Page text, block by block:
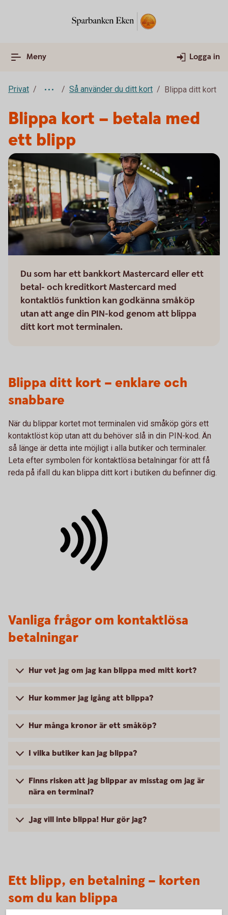
Meny Logga in
Privat Så använder du ditt kort Blippa ditt kort
Blippa kort – betala med
ett blipp
Du som har ett bankkort Mastercard eller ett
betal- och kreditkort Mastercard med
kontaktlös funktion kan godkänna småköp
utan att ange din PIN-kod genom att blippa
ditt kort mot terminalen.
Blippa ditt kort – enklare och
snabbare
När du blippar kortet mot terminalen vid småköp görs ett
kontaktlöst köp utan att du behöver slå in din PIN-kod. Än
så länge är detta inte möjligt i alla butiker och terminaler.
Leta efter symbolen för kontaktlösa betalningar för att få
reda på ifall du kan blippa ditt kort i butiken du befinner dig.
Vanliga frågor om kontaktlösa
betalningar
Hur vet jag om jag kan blippa med mitt kort?
Hur kommer jag igång att blippa?
Hur många kronor är ett småköp?
I vilka butiker kan jag blippa?
Finns risken att jag blippar av misstag om jag är
nära en terminal?
Jag vill inte blippa! Hur gör jag?
Ett blipp, en betalning – korten
som du kan blippa